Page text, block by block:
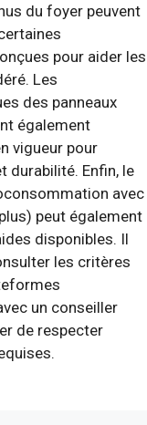
du foyer peuvent
pour aider les
Les
des panneaux
également
vigueur pour
durabilité. Enfin, le
avec
peut également
disponibles. Il
les critères
un conseiller
de respecter